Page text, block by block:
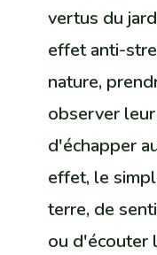
vertus du
effet anti-
nature,
observer
d'échapper
effet, le
terre, de
ou d'écouter